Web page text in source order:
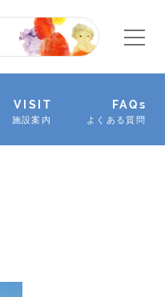
VISIT
施設案内
FAQs
よくある質問